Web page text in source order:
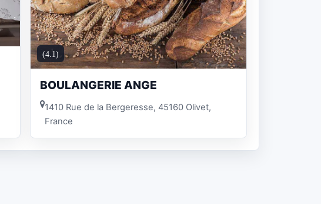
(4.1)
BOULANGERIE ANGE
1410 Rue de la Bergeresse, 45160 Olivet,
France